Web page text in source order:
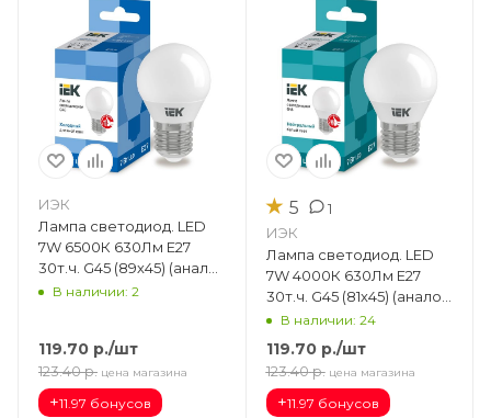
ИЭК
Лампа светодиод. LED
7W 6500К 630Лм Е27
30т.ч. G45 (89х45) (аналог
60W) ECO шар LLE-G45-7-
В наличии: 2
119.70 р./шт
123.40 р. цена магазина
+11.97 бонусов
★ 5 1
ИЭК
Лампа светодиод. LED
7W 4000К 630Лм Е27
30т.ч. G45 (81х45) (аналог
60W) ECO шар LLE-G45-7-
230-40-E27
В наличии: 24
119.70р./шт
123.40 р. цена магазина
+11.97 бонусов